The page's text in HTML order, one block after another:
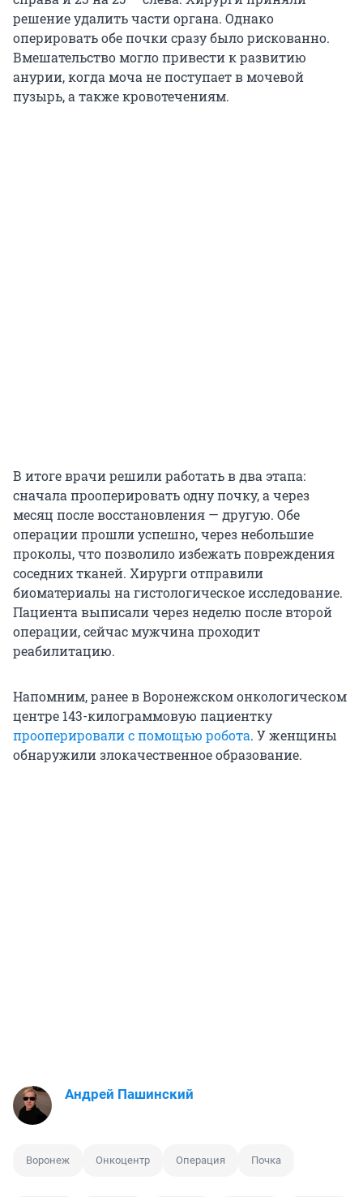
решение удалить части органа. Однако
оперировать обе почки сразу было рискованно.
Вмешательство могло привести к развитию
анурии, когда моча не поступает в мочевой
пузырь, а также кровотечениям.
В итоге врачи решили работать в два этапа:
сначала прооперировать одну почку, а через
месяц после восстановления — другую. Обе
операции прошли успешно, через небольшие
проколы, что позволило избежать повреждения
соседних тканей. Хирурги отправили
биоматериалы на гистологическое исследование.
Пациента выписали через неделю после второй
операции, сейчас мужчина проходит
реабилитацию.
Напомним, ранее в Воронежском онкологическом
центре 143-килограммовую пациентку
прооперировали с помощью робота. У женщины
обнаружили злокачественное образование.
Андрей Пашинский
Воронеж Онкоцентр Операция Почка